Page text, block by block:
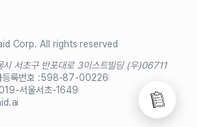
Corp. All rights reserved
시 서초구 반포대로 3이스트빌딩 (우)06711
등록번호 :598-87-00226
서울서초-1649